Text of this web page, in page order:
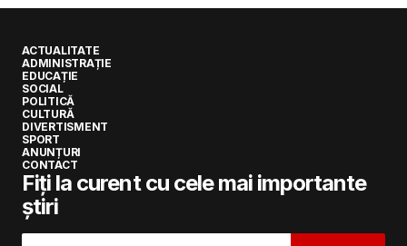
ACTUALITATE
ADMINISTRAȚIE
EDUCAȚIE
SOCIAL
POLITICĂ
CULTURĂ
DIVERTISMENT
SPORT
ANUNȚURI
CONTACT
Fiți la curent cu cele mai importante
știri